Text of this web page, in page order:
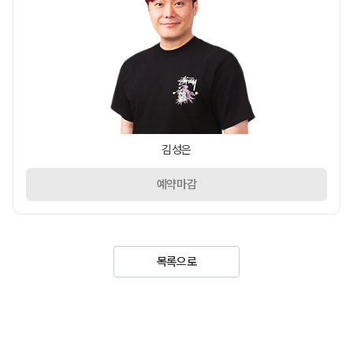
김성은
예약마감
목록으로